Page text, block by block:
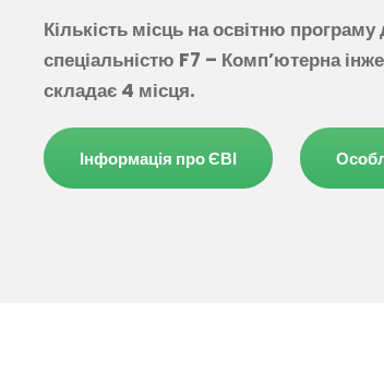
Кількість місць на освітню
спеціальністю F7 – Комп’ютерна
складає 4 місця.
Інформація про ЄВІ